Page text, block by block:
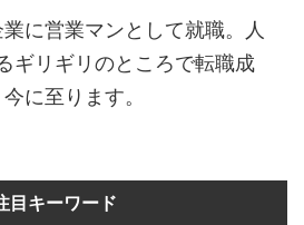
に営業マンとして就職。人
ギリギリのところで転職成
に至ります。
目キーワード